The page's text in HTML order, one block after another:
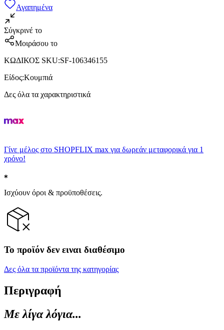
Αγαπημένα
Σύγκρινέ το
Μοιράσου το
ΚΩΔΙΚΟΣ SKU:SF-106346155
Είδος:Κουμπιά
Δες όλα τα χαρακτηριστικά
Γίνε μέλος στο SHOPFLIX max για δωρεάν μεταφορικά για 1
χρόνο!
Ισχύουν όροι & προϋποθέσεις.
Το προϊόν δεν ειναι διαθέσιμο
Δες όλα τα προϊόντα της κατηγορίας
Περιγραφή
Με λίγα λόγια...